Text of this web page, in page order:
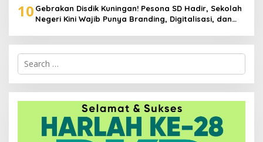
10 Gebrakan Disdik Kuningan! Pesona SD Hadir, Sekolah
Negeri Kini Wajib Punya Branding, Digitalisasi, dan
Search
for: